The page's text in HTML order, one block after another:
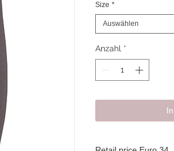
Size *
Auswählen
Anzahl *